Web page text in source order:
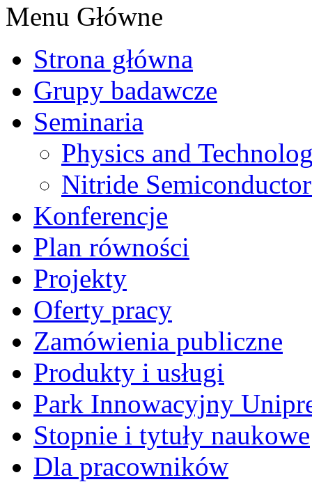
Menu Główne
Strona główna
Grupy badawcze
Seminaria
Physics and
Nitride
Konferencje
Plan równości
Projekty
Oferty pracy
Zamówienia publiczne
Produkty i usługi
Park Innowacyjny
Stopnie i tytuły naukowe
Dla pracowników